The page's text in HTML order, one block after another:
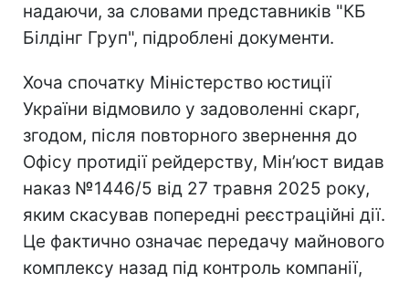
надаючи, за словами представників "КБ
Білдінг Груп", підроблені документи.
Хоча спочатку Міністерство юстиції
України відмовило у задоволенні скарг,
згодом, після повторного звернення до
Офісу протидії рейдерству, Мін’юст видав
наказ №1446/5 від 27 травня 2025 року,
яким скасував попередні реєстраційні дії.
Це фактично означає передачу майнового
комплексу назад під контроль компанії,